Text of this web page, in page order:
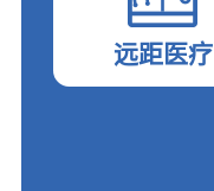
远距医疗